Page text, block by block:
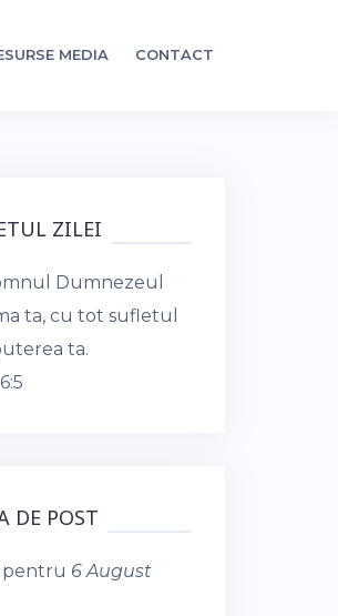
MEDIA CONTACT
ZILEI
Dumnezeul
ta, cu tot sufletul
ta.
DE POST
pentru 6 August